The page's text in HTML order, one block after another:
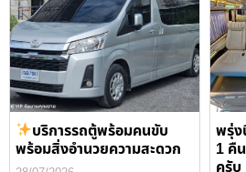
บริการรถตู้พร้อมคนขับ
พร้อมสิ่งอำนวยความสะดวก
พรุ่ง
1 คื
ครับ